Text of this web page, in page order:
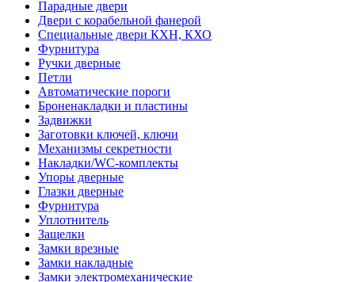
Парадные двери
Двери с корабельной фанерой
Специальные двери КХН, КХО
Фурнитура
Ручки дверные
Петли
Автоматические пороги
Броненакладки и пластины
Задвижки
Заготовки ключей, ключи
Механизмы секретности
Накладки/WC-комплекты
Упоры дверные
Глазки дверные
Фурнитура
Уплотнитель
Защелки
Замки врезные
Замки накладные
Замки электромеханические